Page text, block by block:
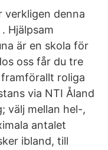
verkligen denna
Hjälpsam
är en skola för
oss får du tre
roliga
via NTI Åland
välj mellan hel-,
antalet
ibland, till